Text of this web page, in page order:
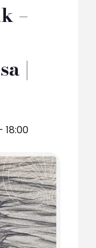
–
|
18:00